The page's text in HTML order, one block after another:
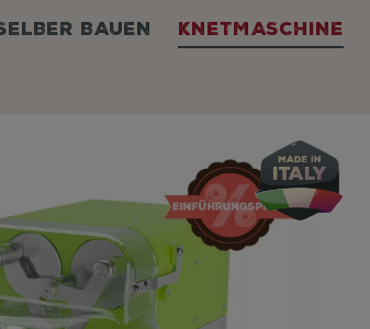
BAUEN KNETMASCHINE